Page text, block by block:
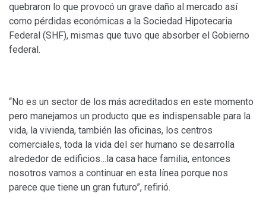
quebraron lo que provocó un grave daño al mercado así
como pérdidas económicas a la Sociedad Hipotecaria
Federal (SHF), mismas que tuvo que absorber el Gobierno
federal.
“No es un sector de los más acreditados en este momento
pero manejamos un producto que es indispensable para la
vida, la vivienda, también las oficinas, los centros
comerciales, toda la vida del ser humano se desarrolla
alrededor de edificios…la casa hace familia, entonces
nosotros vamos a continuar en esta línea porque nos
parece que tiene un gran futuro”, refirió.